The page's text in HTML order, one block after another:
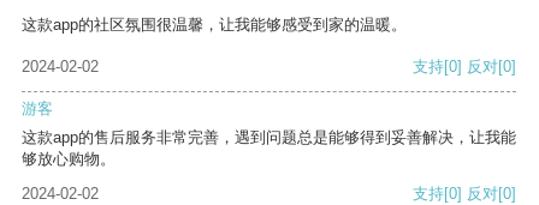
这款app的社区氛围很温馨，让我能够感受到家的温暖。
2024-02-02 支持[0] 反对[0]
游客
这款app的售后服务非常完善，遇到问题总是能够得到妥善解决，让我能
够放心购物。
2024-02-02
支持[0] 反对[0]